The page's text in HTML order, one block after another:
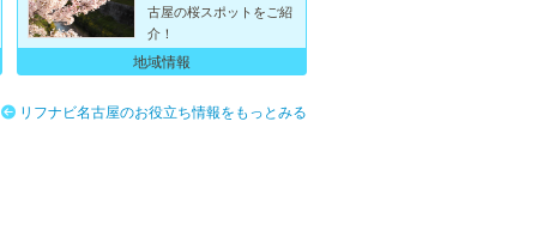
古屋の桜スポットをご紹
介！
地域情報
リフナビ名古屋のお役立ち情報をもっとみる